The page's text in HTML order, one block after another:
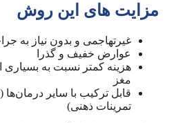
مزایت های این روش
غیرتهاجمی و بدون نیاز به
عوارض خفیف و گذرا
هزینه کمتر نسبت به
مغز
قابل ترکیب با سایر درمان‌ها
تمرینات ذهنی)